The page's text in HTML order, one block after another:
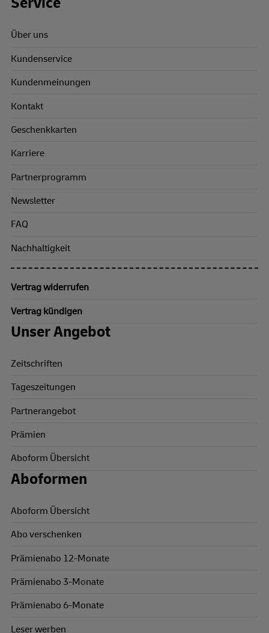
Footer Links
Über uns
Kundenservice
Kundenmeinungen
Kontakt
Geschenkkarten
Karriere
Partnerprogramm
Newsletter
FAQ
Nachhaltigkeit
Vertrag widerrufen
Vertrag kündigen
Unser Angebot
Zeitschriften
Tageszeitungen
Partnerangebot
Prämien
Aboform Übersicht
Aboformen
Aboform Übersicht
Abo verschenken
Prämienabo 12-Monate
Prämienabo 3-Monate
Prämienabo 6-Monate
Leser werben